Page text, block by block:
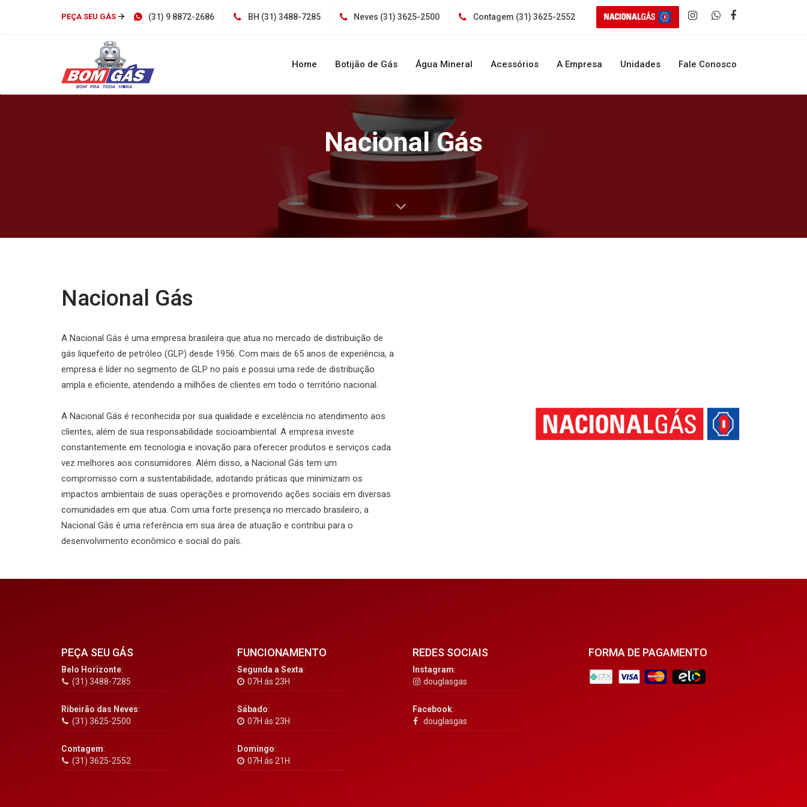
PEÇA SEU GÁS (31) 9 8872-2686 BH (31) 3488-7285 Neves (31) 3625-2500 Contagem (31) 3625-2552
Home Botijão de Gás Água Mineral Acessórios A Empresa Unidades Fale Conosco
Nacional Gás
Nacional Gás
A Nacional Gás é uma empresa brasileira que atua no mercado de distribuição de
gás liquefeito de petróleo (GLP) desde 1956. Com mais de 65 anos de experiência, a
empresa é líder no segmento de GLP no país e possui uma rede de distribuição
ampla e eficiente, atendendo a milhões de clientes em todo o território nacional.
A Nacional Gás é reconhecida por sua qualidade e excelência no atendimento aos
clientes, além de sua responsabilidade socioambiental. A empresa investe
constantemente em tecnologia e inovação para oferecer produtos e serviços cada
vez melhores aos consumidores. Além disso, a Nacional Gás tem um
compromisso com a sustentabilidade, adotando práticas que minimizam os
impactos ambientais de suas operações e promovendo ações sociais em diversas
comunidades em que atua. Com uma forte presença no mercado brasileiro, a
Nacional Gás é uma referência em sua área de atuação e contribui para o
desenvolvimento econômico e social do país.
PEÇA SEU GÁS
Belo Horizonte:
(31) 3488-7285
Ribeirão das Neves:
(31) 3625-2500
Contagem:
(31) 3625-2552
FUNCIONAMENTO
Segunda a Sexta:
07H ás 23H
Sábado:
07H ás 23H
Domingo:
07H ás 21H
REDES SOCIAIS
Instagram:
douglasgas
Facebook:
douglasgas
FORMA DE PAGAMENTO